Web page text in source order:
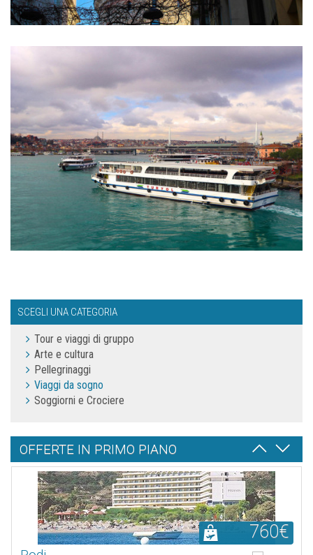
SCEGLI UNA CATEGORIA
Tour e viaggi di gruppo
Arte e cultura
Pellegrinaggi
Viaggi da sogno
Soggiorni e Crociere